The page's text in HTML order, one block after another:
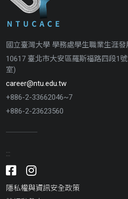
國立臺灣大學 學務處學生職業生涯發
10617 臺北市大安區羅斯福路四段1
室)
career@ntu.edu.tw
+886-2-33662046~7
+886-2-23623560
:::
Facebook
Instagram
隱私權與資訊安全政策